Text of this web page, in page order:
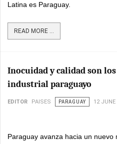
Latina es Paraguay.
READ MORE ...
Inocuidad y calidad son
industrial paraguayo
EDITOR PAISES PARAGUAY 12 JUNE
Paraguay avanza hacia un